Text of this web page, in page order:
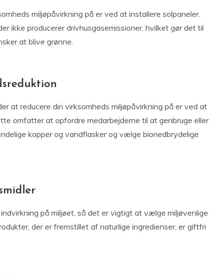
miljøpåvirkning på er ved at installere solpaneler.
ikke producerer drivhusgasemissioner, hvilket gør det til
at blive grønne.
at reducere din virksomheds miljøpåvirkning på er ved at
omfatter at opfordre medarbejderne til at genbruge eller
kopper og vandflasker og vælge bionedbrydelige
på miljøet, så det er vigtigt at vælge miljøvenlige
der er fremstillet af naturlige ingredienser, er giftfri